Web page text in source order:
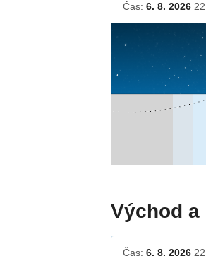
Čas:6. 8. 2026
Východ a
Čas:6. 8. 2026